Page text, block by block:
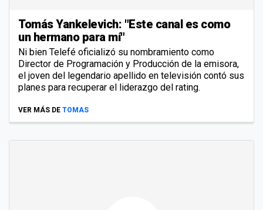
Tomás Yankelevich: "Este canal es como
un hermano para mí"
Ni bien Telefé oficializó su nombramiento como
Director de Programación y Producción de la emisora,
el joven del legendario apellido en televisión contó sus
planes para recuperar el liderazgo del rating.
VER MÁS DE TOMAS